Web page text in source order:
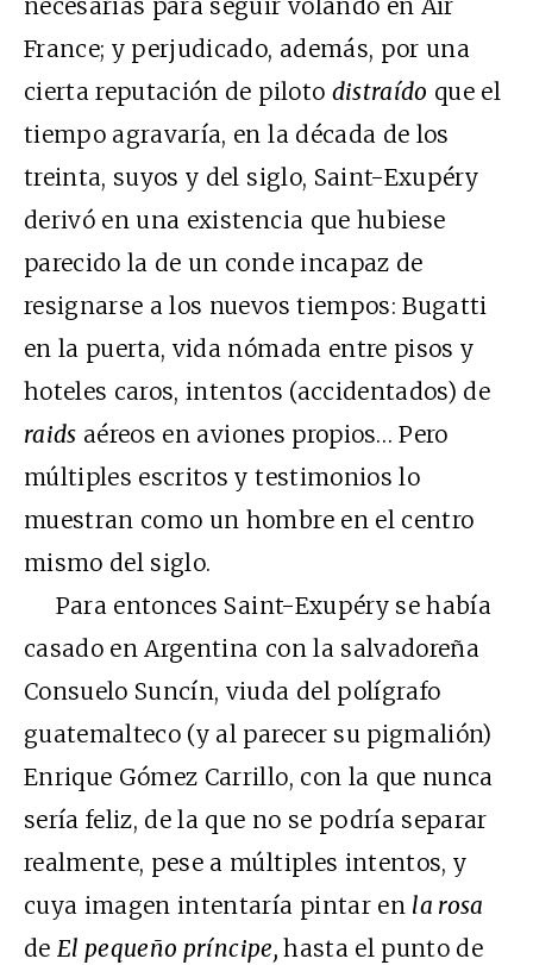
France; y perjudicado, además, por una
cierta reputación de piloto distraído que el
tiempo agravaría, en la década de los
treinta, suyos y del siglo, Saint-Exupéry
derivó en una existencia que hubiese
parecido la de un conde incapaz de
resignarse a los nuevos tiempos: Bugatti
en la puerta, vida nómada entre pisos y
hoteles caros, intentos (accidentados) de
raids aéreos en aviones propios… Pero
múltiples escritos y testimonios lo
muestran como un hombre en el centro
mismo del siglo.
Para entonces Saint-Exupéry se había
casado en Argentina con la salvadoreña
Consuelo Suncín, viuda del polígrafo
guatemalteco (y al parecer su pigmalión)
Enrique Gómez Carrillo, con la que nunca
sería feliz, de la que no se podría separar
realmente, pese a múltiples intentos, y
cuya imagen intentaría pintar en la rosa
de El pequeño príncipe,hasta el punto de